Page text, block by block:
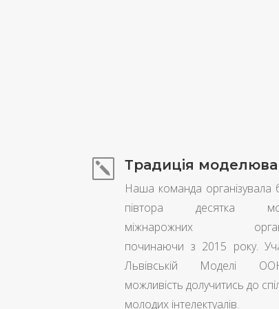
k Традиція
Наша команда організувала
півтора десятка
міжнарожних
починаючи з 2015 року.
Львівській Моделі
можливість долучитись до
молодих інтелектуалів.